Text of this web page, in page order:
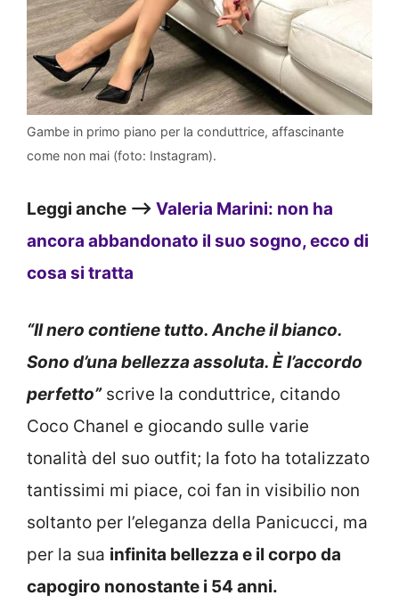
Gambe in primo piano per la conduttrice, affascinante
come non mai (foto: Instagram).
Leggi anche –> Valeria Marini: non ha
ancora abbandonato il suo sogno, ecco di
cosa si tratta
“Il nero contiene tutto. Anche il bianco.
Sono d’una bellezza assoluta. È l’accordo
perfetto”scrive la conduttrice, citando
Coco Chanel e giocando sulle varie
tonalità del suo outfit; la foto ha totalizzato
tantissimi mi piace, coi fan in visibilio non
soltanto per l’eleganza della Panicucci, ma
per la sua infinita bellezza e il corpo da
capogiro nonostante i 54 anni.